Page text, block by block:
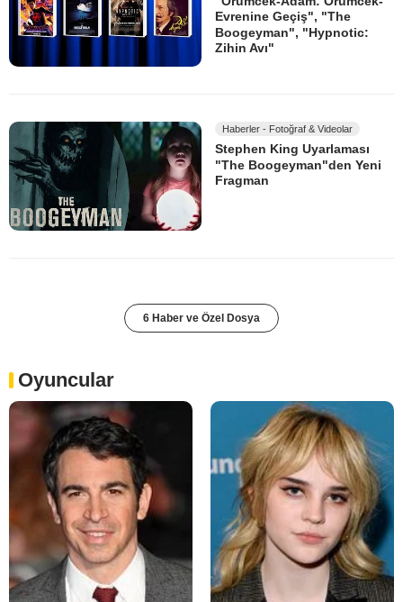
Evrenine Geçiş", "The
Boogeyman", "Hypnotic:
Zihin Avı"
Haberler - Fotoğraf & Videolar
Stephen King Uyarlaması
"The Boogeyman"den Yeni
Fragman
6 Haber ve Özel Dosya
Oyuncular